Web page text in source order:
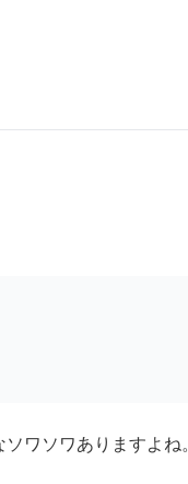
ワソワありますよね。